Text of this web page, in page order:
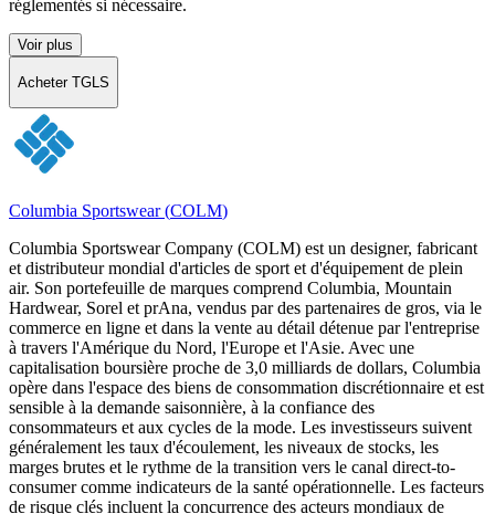
réglementés si nécessaire.
Voir plus
Acheter TGLS
Columbia Sportswear(COLM)
Columbia Sportswear Company (COLM) est un designer, fabricant
et distributeur mondial d'articles de sport et d'équipement de plein
air. Son portefeuille de marques comprend Columbia, Mountain
Hardwear, Sorel et prAna, vendus par des partenaires de gros, via le
commerce en ligne et dans la vente au détail détenue par l'entreprise
à travers l'Amérique du Nord, l'Europe et l'Asie. Avec une
capitalisation boursière proche de 3,0 milliards de dollars, Columbia
opère dans l'espace des biens de consommation discrétionnaire et est
sensible à la demande saisonnière, à la confiance des
consommateurs et aux cycles de la mode. Les investisseurs suivent
généralement les taux d'écoulement, les niveaux de stocks, les
marges brutes et le rythme de la transition vers le canal direct-to-
consumer comme indicateurs de la santé opérationnelle. Les facteurs
de risque clés incluent la concurrence des acteurs mondiaux de